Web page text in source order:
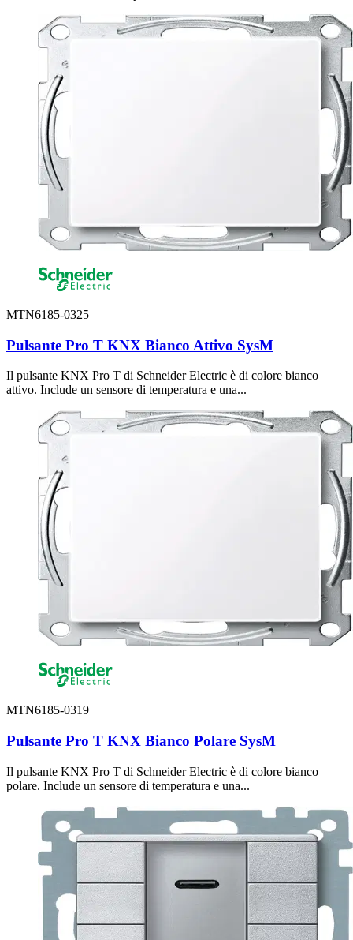
MTN6185-0325
Pulsante Pro T KNX Bianco Attivo SysM
Il pulsante KNX Pro T di Schneider Electric è di colore bianco
attivo. Include un sensore di temperatura e una...
MTN6185-0319
Pulsante Pro T KNX Bianco Polare SysM
Il pulsante KNX Pro T di Schneider Electric è di colore bianco
polare. Include un sensore di temperatura e una...